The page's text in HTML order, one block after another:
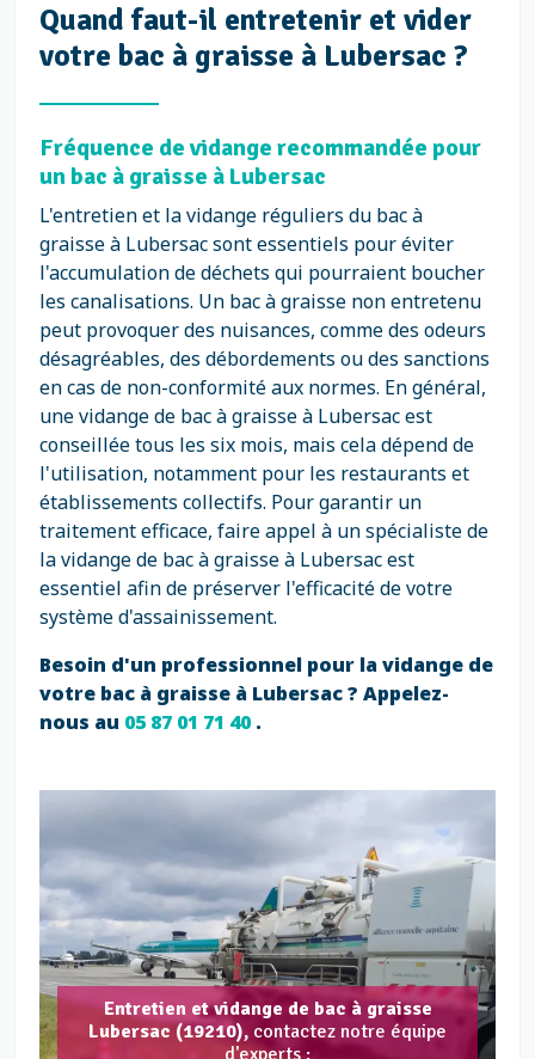
Quand faut-il entretenir et vider
votre bac à graisse à Lubersac ?
Fréquence de vidange recommandée pour
un bac à graisse à Lubersac
L'entretien et la vidange réguliers du bac à
graisse à Lubersac sont essentiels pour éviter
l'accumulation de déchets qui pourraient boucher
les canalisations. Un bac à graisse non entretenu
peut provoquer des nuisances, comme des odeurs
désagréables, des débordements ou des sanctions
en cas de non-conformité aux normes. En général,
une vidange de bac à graisse à Lubersac est
conseillée tous les six mois, mais cela dépend de
l'utilisation, notamment pour les restaurants et
établissements collectifs. Pour garantir un
traitement efficace, faire appel à un spécialiste de
la vidange de bac à graisse à Lubersac est
essentiel afin de préserver l'efficacité de votre
système d'assainissement.
Besoin d'un professionnel pour la vidange de
votre bac à graisse à Lubersac ? Appelez-
nous au 05 87 01 71 40.
Entretien et vidange de bac à graisse
Lubersac (19210), contactez notre équipe
d'experts :